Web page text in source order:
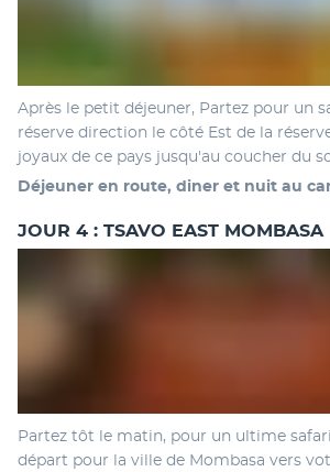
Après le petit déjeuner, Partez pour un
réserve direction le côté Est de la
joyaux de ce pays jusqu'au coucher du
Déjeuner en route, diner et nuit au
JOUR 4 : TSAVO EAST MOMBASA
Partez tôt le matin, pour un ultime
départ pour la ville de Mombasa vers